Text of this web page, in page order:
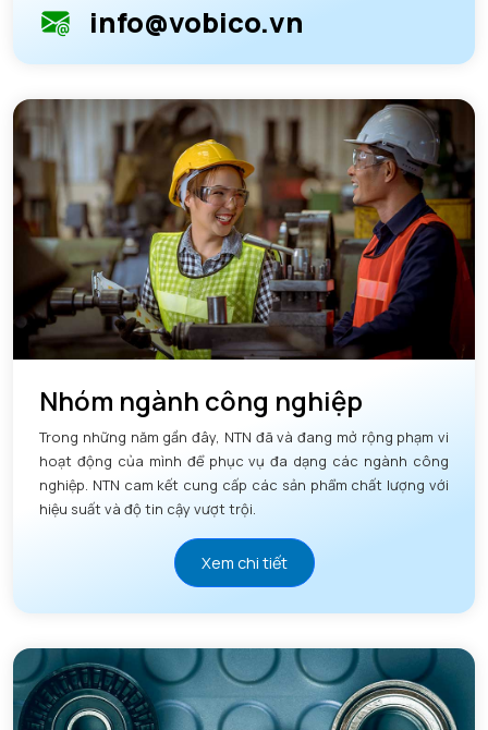
info@vobico.vn
Nhóm ngành công nghiệp
Trong những năm gần đây, NTN đã và đang mở rộng phạm vi
hoạt động của mình để phục vụ đa dạng các ngành công
nghiệp. NTN cam kết cung cấp các sản phẩm chất lượng với
hiệu suất và độ tin cậy vượt trội.
Xem chi tiết